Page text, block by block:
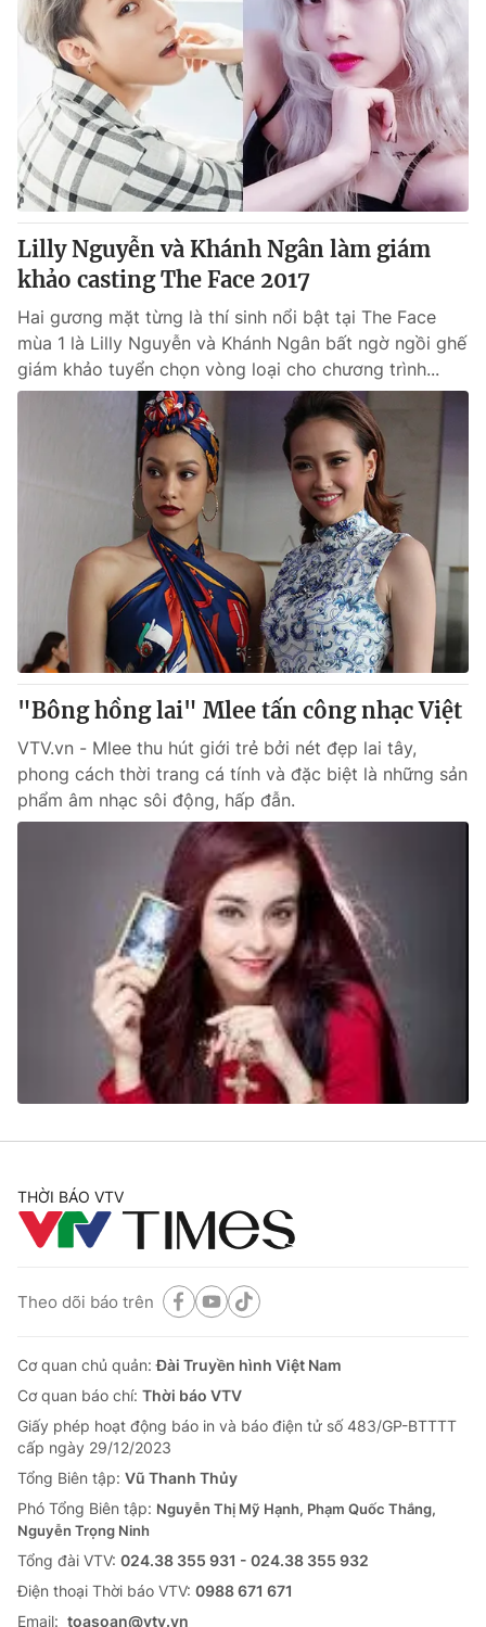
Lilly Nguyễn và Khánh Ngân làm giám
khảo casting The Face 2017
Hai gương mặt từng là thí sinh nổi bật tại The Face
mùa 1 là Lilly Nguyễn và Khánh Ngân bất ngờ ngồi ghế
giám khảo tuyển chọn vòng loại cho chương trình...
"Bông hồng lai" Mlee tấn công nhạc Việt
VTV.vn - Mlee thu hút giới trẻ bởi nét đẹp lai tây,
phong cách thời trang cá tính và đặc biệt là những sản
phẩm âm nhạc sôi động, hấp đẫn.
THỜI BÁO VTV
Theo dõi báo trên
Cơ quan chủ quản:Đài Truyền hình Việt Nam
Cơ quan báo chí: Thời báo VTV
Giấy phép hoạt động báo in và báo điện tử số 483/GP-BTTTT
cấp ngày 29/12/2023
Tổng Biên tập: Vũ Thanh Thủy
Phó Tổng Biên tập: Nguyễn Thị Mỹ Hạnh, Phạm Quốc Thắng,
Nguyễn Trọng Ninh
Tổng đài VTV: 024.38 355 931 - 024.38 355 932
Ðiện thoại Thời báo VTV: 0988 671 671
Email: toasoan@vtv.vn